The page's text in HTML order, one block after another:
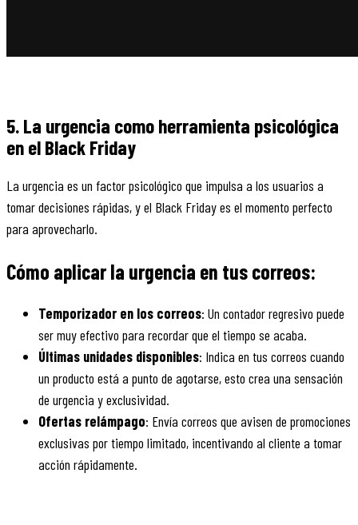
5. La urgencia como herramienta psicológica
en el Black Friday
La urgencia es un factor psicológico que impulsa a los usuarios a
tomar decisiones rápidas, y el Black Friday es el momento perfecto
para aprovecharlo.
Cómo aplicar la urgencia en tus correos:
Temporizador en los correos: Un contador regresivo puede
ser muy efectivo para recordar que el tiempo se acaba.
Últimas unidades disponibles: Indica en tus correos cuando
un producto está a punto de agotarse, esto crea una sensación
de urgencia y exclusividad.
Ofertas relámpago: Envía correos que avisen de promociones
exclusivas por tiempo limitado, incentivando al cliente a tomar
acción rápidamente.